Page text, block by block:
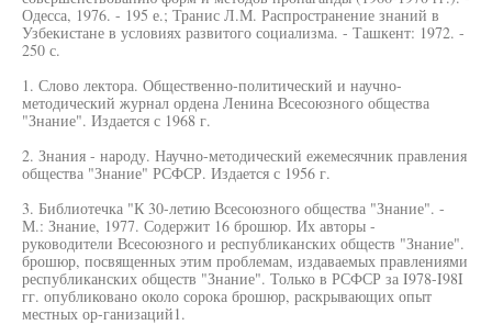
Одесса, 1976. - 195 е.; Транис Л.М. Распространение знаний в
Узбекистане в условиях развитого социализма. - Ташкент: 1972. -
250 с.
1. Слово лектора. Общественно-политический и научно-
методический журнал ордена Ленина Всесоюзного общества
"Знание". Издается с 1968 г.
2. Знания - народу. Научно-методический ежемесячник правления
общества "Знание" РСФСР. Издается с 1956 г.
3. Библиотечка "К 30-летию Всесоюзного общества "Знание". -
М.: Знание, 1977. Содержит 16 брошюр. Их авторы -
руководители Всесоюзного и республиканских обществ "Знание".
брошюр, посвященных этим проблемам, издаваемых правлениями
республиканских обществ "Знание". Только в РСФСР за I978-I98I
гг. опубликовано около сорока брошюр, раскрывающих опыт
местных ор-ганизаций1.